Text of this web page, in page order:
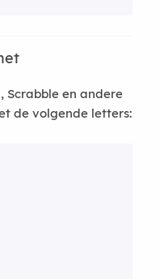
Scrabble en andere
de volgende letters: